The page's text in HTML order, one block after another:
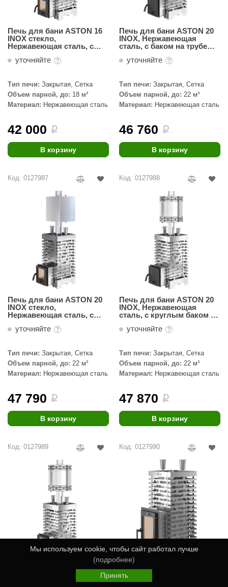
Печь для бани ASTON 16
INOX стекло,
Нержавеющая сталь, с
50л Ø115 (AISI 439)
уточняйте
Тип печи: Закрытая, Сетка
Объем парной, до: 18 м³
Материал: Нержавеющая сталь
42 000 i
В корзину
Печь для бани ASTON 20
INOX, Нержавеющая
сталь, с баком на трубе
уточняйте
Тип печи: Закрытая, Сетка
Объем парной, до: 22 м³
Материал: Нержавеющая сталь
46 760 i
В корзину
Код: 0127987
Печь для бани ASTON 20
INOX стекло,
Нержавеющая сталь, с
(AISI 439)
уточняйте
Тип печи: Закрытая, Сетка
Объем парной, до: 22 м³
Материал: Нержавеющая сталь
47 790 i
В корзину
Код: 0127988
Печь для бани ASTON 20
INOX, Нержавеющая
сталь, с круглым баком на
уточняйте
Тип печи: Закрытая, Сетка
Объем парной, до: 22 м³
Материал: Нержавеющая сталь
47 870 i
В корзину
Код: 0127989
Печь для бани ASTON 20
Нержавеющая сталь, с
Код: 0127990
Печь для бани ASTON 24
INOX (310М) Нержавеющая
сталь
Избранное
Принять
Мы используем cookie, чтобы сайт работал лучше
(подробнее)